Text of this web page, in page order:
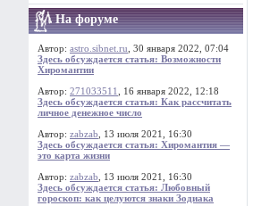
На форуме
Автор: astro.sibnet.ru , 30 января 2022, 07:04
Здесь обсуждается статья: Возможности
Хиромантии
Автор: 271033511
, 16 января 2022, 12:18
Здесь обсуждается статья: Как рассчитать
личное денежное число
Автор: zabzab , 13 июля 2021, 16:30
Здесь обсуждается статья: Хиромантия —
это карта жизни
Автор: zabzab , 13 июля 2021, 16:30
Здесь обсуждается статья: Любовный
гороскоп: как целуются знаки Зодиака